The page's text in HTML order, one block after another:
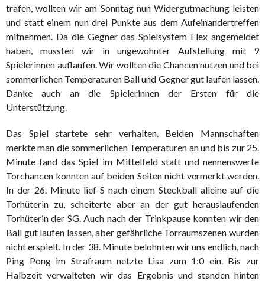
trafen, wollten wir am Sonntag nun Widergutmachung leisten
und statt einem nun drei Punkte aus dem Aufeinandertreffen
mitnehmen. Da die Gegner das Spielsystem Flex angemeldet
haben, mussten wir in ungewohnter Aufstellung mit 9
Spielerinnen auflaufen. Wir wollten die Chancen nutzen und bei
sommerlichen Temperaturen Ball und Gegner gut laufen lassen.
Danke auch an die Spielerinnen der Ersten für die
Unterstützung.
Das Spiel startete sehr verhalten. Beiden Mannschaften
merkte man die sommerlichen Temperaturen an und bis zur 25.
Minute fand das Spiel im Mittelfeld statt und nennenswerte
Torchancen konnten auf beiden Seiten nicht vermerkt werden.
In der 26. Minute lief S nach einem Steckball alleine auf die
Torhüterin zu, scheiterte aber an der gut herauslaufenden
Torhüterin der SG. Auch nach der Trinkpause konnten wir den
Ball gut laufen lassen, aber gefährliche Torraumszenen wurden
nicht erspielt. In der 38. Minute belohnten wir uns endlich, nach
Ping Pong im Strafraum netzte Lisa zum 1:0 ein. Bis zur
Halbzeit verwalteten wir das Ergebnis und standen hinten